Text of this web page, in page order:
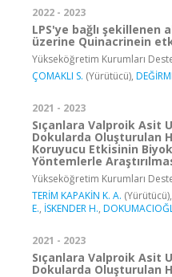
2022 - 2023
LPS'ye bağlı şekillenen
üzerine Quinacrinein
Yükseköğretim Kurumları
ÇOMAKLI S. (Yürütücü),
2021 - 2023
Sıçanlara Valproik Asit
Dokularda Oluşturulan
Koruyucu Etkisinin
Yöntemlerle
Yükseköğretim Kurumları
TERİM KAPAKİN K. A. (Yürütücü),
E., İSKENDER H.,
2021 - 2023
Sıçanlara Valproik Asit
Dokularda Oluşturulan